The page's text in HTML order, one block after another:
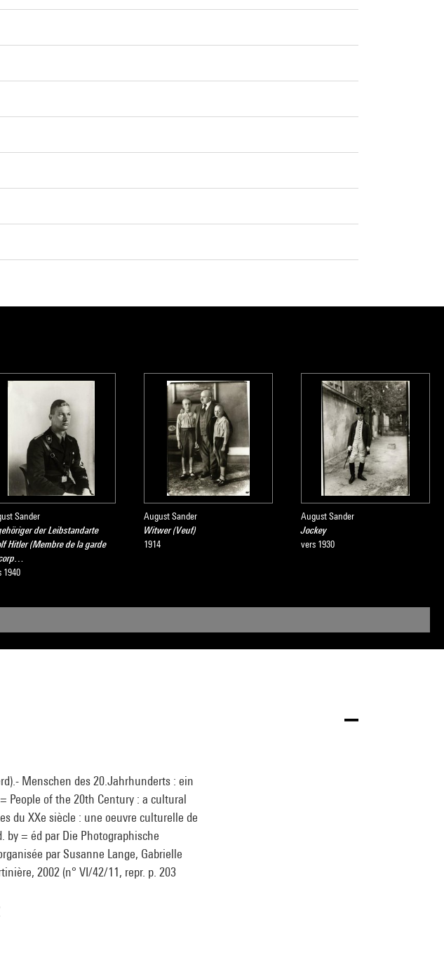
Sander
der Leibstandarte
Hitler (Membre de la garde
1940
August Sander
Witwer (Veuf)
1914
August Sander
Jockey
vers 1930
Menschen des 20.Jahrhunderts : ein
People of the 20th Century : a cultural
du XXe siècle : une oeuvre culturelle de
by = éd par Die Photographische
par Susanne Lange, Gabrielle
2002 (n° VI/42/11, repr. p. 203